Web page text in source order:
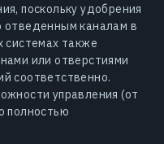
поскольку удобрения
отведенным каналам в
системах также
или отверстиями
соответственно.
управления (от
полностью